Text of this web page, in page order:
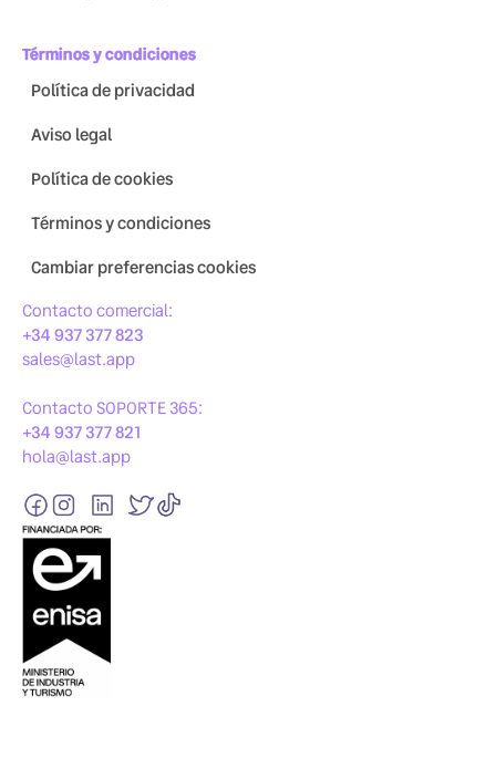
Términos y condiciones
Política de privacidad
Aviso legal
Política de cookies
Términos y condiciones
Cambiar preferencias cookies
Contacto comercial:
+34 937 377 823
sales@last.app
Contacto SOPORTE 365:
+34 937 377 821
hola@last.app